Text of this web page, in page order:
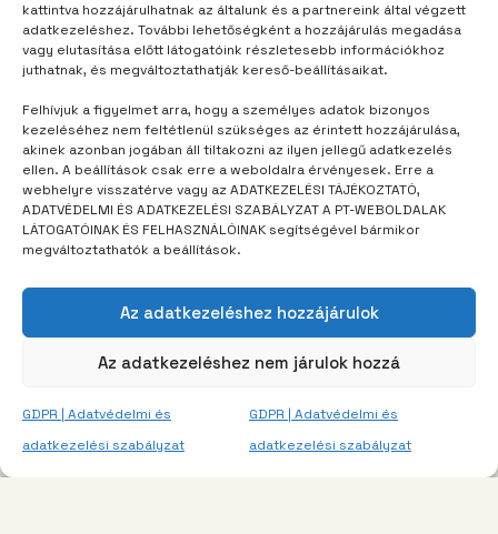
kattintva hozzájárulhatnak az általunk és a partnereink által végzett
adatkezeléshez. További lehetőségként a hozzájárulás megadása
vagy elutasítása előtt látogatóink részletesebb információkhoz
juthatnak, és megváltoztathatják kereső-beállításaikat.
Felhívjuk a figyelmet arra, hogy a személyes adatok bizonyos
kezeléséhez nem feltétlenül szükséges az érintett hozzájárulása,
akinek azonban jogában áll tiltakozni az ilyen jellegű adatkezelés
ellen. A beállítások csak erre a weboldalra érvényesek. Erre a
webhelyre visszatérve vagy az ADATKEZELÉSI TÁJÉKOZTATÓ,
ADATVÉDELMI ÉS ADATKEZELÉSI SZABÁLYZAT A PT-WEBOLDALAK
LÁTOGATÓINAK ÉS FELHASZNÁLÓINAK segítségével bármikor
megváltoztathatók a beállítások.
Az adatkezeléshez hozzájárulok
Az adatkezeléshez nem járulok hozzá
GDPR | Adatvédelmi és
adatkezelési szabályzat
GDPR | Adatvédelmi és
adatkezelési szabályzat
TÁBORUNK 3 év telt el